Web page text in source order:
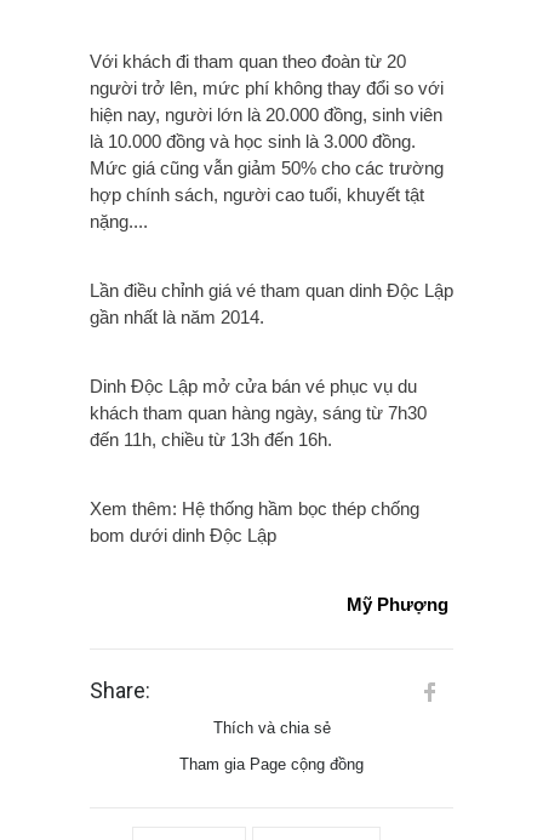
Với khách đi tham quan theo đoàn từ 20
người trở lên, mức phí không thay đổi so với
hiện nay, người lớn là 20.000 đồng, sinh viên
là 10.000 đồng và học sinh là 3.000 đồng.
Mức giá cũng vẫn giảm 50% cho các trường
hợp chính sách, người cao tuổi, khuyết tật
nặng....
Lần điều chỉnh giá vé tham quan dinh Độc Lập
gần nhất là năm 2014.
Dinh Độc Lập mở cửa bán vé phục vụ du
khách tham quan hàng ngày, sáng từ 7h30
đến 11h, chiều từ 13h đến 16h.
Xem thêm: Hệ thống hầm bọc thép chống
bom dưới dinh Độc Lập
Mỹ Phượng
Share:
Thích và chia sẻ
Tham gia Page cộng đồng